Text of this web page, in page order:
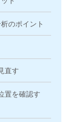
のポイント
直す
置を確認す